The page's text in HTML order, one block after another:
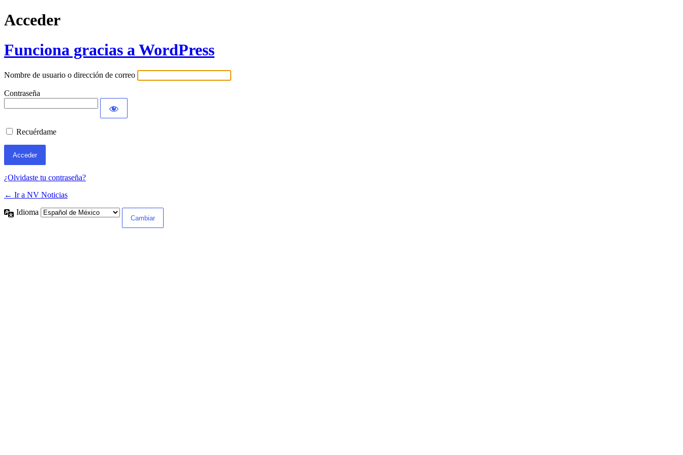
Acceder
Funciona gracias a WordPress
Nombre de usuario o dirección de correo
Contraseña
Recuérdame
¿Olvidaste tu contraseña?
← Ir a NV Noticias
Idioma